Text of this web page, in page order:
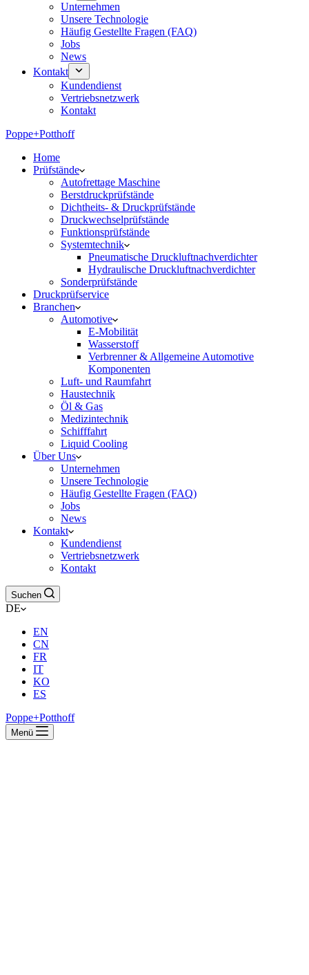
Unternehmen
Unsere Technologie
Häufig Gestellte Fragen (FAQ)
Jobs
News
Kontakt
Kundendienst
Vertriebsnetzwerk
Kontakt
Poppe+Potthoff
Home
Prüfstände
Autofrettage Maschine
Berstdruckprüfstände
Dichtheits- & Druckprüfstände
Druckwechselprüfstände
Funktionsprüfstände
Systemtechnik
Pneumatische Druckluftnachverdichter
Hydraulische Druckluftnachverdichter
Sonderprüfstände
Druckprüfservice
Branchen
Automotive
E-Mobilität
Wasserstoff
Verbrenner & Allgemeine Automotive
Komponenten
Luft- und Raumfahrt
Haustechnik
Öl & Gas
Medizintechnik
Schifffahrt
Liquid Cooling
Über Uns
Unternehmen
Unsere Technologie
Häufig Gestellte Fragen (FAQ)
Jobs
News
Kontakt
Kundendienst
Vertriebsnetzwerk
Kontakt
Suchen
DE
EN
CN
FR
IT
KO
ES
Poppe+Potthoff
Menü